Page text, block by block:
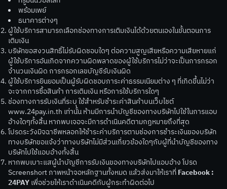
พร้อมเพย์
ธนาคารต่างๆ
ผู้ใช้บริการสามารถเลือกช่องทางการเติมเงินได้ด้วยตนเองในขั้นตอนการ
เติมเงิน
บริษัทขอสงวนสิทธิ์ไม่รับผิดชอบใดๆ ต่อความสูญเสียหรือความเสียหายแก่
ผู้ใช้บริการอันเกิดจากความผิดพลาดของผู้ใช้บริการไม่ว่าจะเป็นการกรอก
จำนวนเงินผิด การกรอกเลขบัญชีรับเงินผิด
ผู้ใช้บริการยินยอมเป็นผู้รับผิดชอบภาระค่าธรรมเนียมต่าง ๆ ที่เกิดขึ้นไม่ว่า
จะจากการซื้อสินค้า การเติมเงิน หรือการใช้บริการใดๆ
ช่องทางการรับเงินที่ระบุ ใช้สำหรับชำระค่าสินค้าบนเว็บไชต์
www.24pay.in.th เท่านั้น ห้ามมีการนำบัญชีของทางบริษัทไปใช้ในการแอบ
อ้างใดๆทั้งสิ้น หากพบเจอจะมีการดำเนินคดีตามกฏหมายถึงที่สุด
โปรดระวังมิจฉาชีพหลอกให้ชำระค่าบริการตามช่องการชำระเงินของบริษัท
ทางบริษัทขอแจ้งว่าทางบริษัทไม่มีส่วนเกี่ยวข้องใดๆกับผู้ที่นำบัญชีของทาง
บริษัทไปใช้แอบอ้างทั้งสิ้น
หากพบเบาะแสผู้นำบัญชีการรับเงินของทางบริษัทไปแอบอ้าง โปรด
Screenshort ภาพหน้าจอหลักฐานทั้งหมด แล้วส่งมาให้เราที่Facebook :
24PAYเพื่อช่วยให้เราดำเนินคดีกับผู้กระทำผิดต่อไป